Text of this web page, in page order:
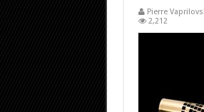
Pierre
2,212